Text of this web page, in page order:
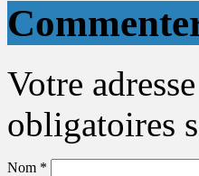
Votre
obligatoires
Nom *